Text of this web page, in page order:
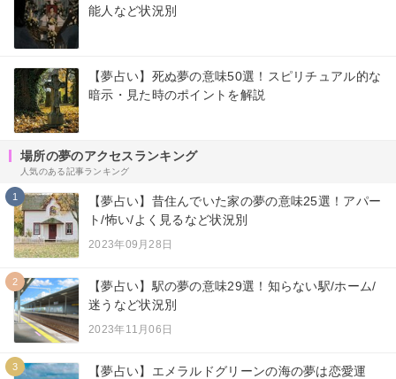
能人など状況別
【夢占い】死ぬ夢の意味50選！スピリチュアル的な
暗示・見た時のポイントを解説
場所の夢のアクセスランキング
人気のある記事ランキング
1
【夢占い】昔住んでいた家の夢の意味25選！アパー
ト/怖い/よく見るなど状況別
2023年09月28日
2
【夢占い】駅の夢の意味29選！知らない駅/ホーム/
迷うなど状況別
2023年11月06日
3
【夢占い】エメラルドグリーンの海の夢は恋愛運